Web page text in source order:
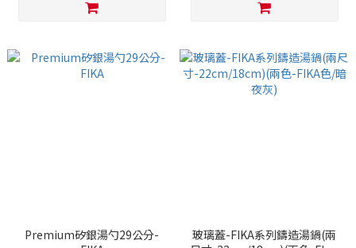
Premium矽銀湯勺29公分-
玻璃蓋-FIKA系列鑄造湯鍋(兩